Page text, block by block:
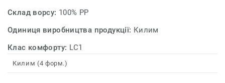
Склад ворсу: 100% PP
Одиниця виробництва продукції: Килим
Клас комфорту: LC1
Килим (4 форм.)